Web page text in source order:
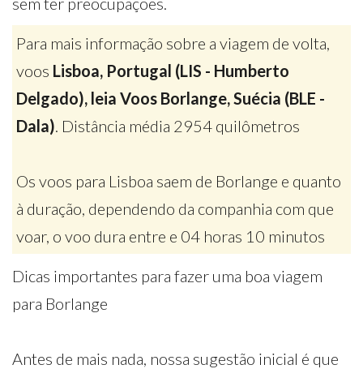
Para mais informação sobre a viagem de volta,
voos Lisboa, Portugal (LIS - Humberto
Delgado), leia Voos Borlange, Suécia (BLE -
Dala). Distância média 2954 quilômetros
Os voos para Lisboa saem de Borlange e quanto
à duração, dependendo da companhia com que
voar, o voo dura entre e 04 horas 10 minutos
Dicas importantes para fazer uma boa viagem
para Borlange
Antes de mais nada, nossa sugestão inicial é que